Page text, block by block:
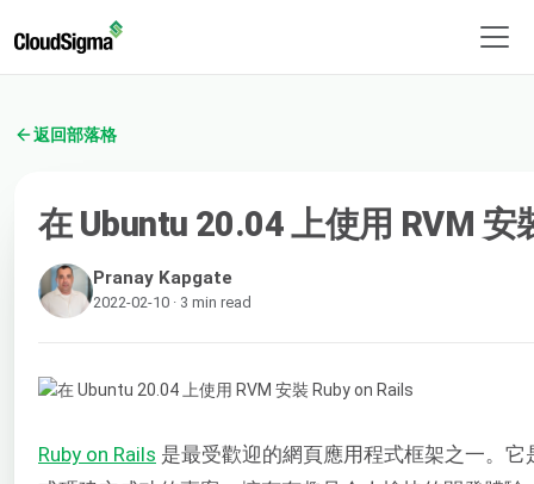
返回部落格
在 Ubuntu 20.04 上使用 RVM 安
Pranay Kapgate
2022-02-10 · 3 min read
Ruby on Rails 是最受歡迎的網頁應用程式框架之一。